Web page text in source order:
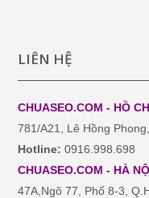
LIÊN HỆ
CHUASEO.COM - HỒ
781/A21, Lê Hồng
Hotline: 0916.998.698
CHUASEO.COM - HÀ
47A,Ngõ 77, Phố 8-3,